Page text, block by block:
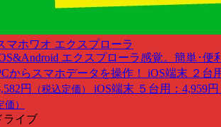
マホワオ エクスプローラ
エクスプローラ感覚。簡単･便
からスマホデータを操作！ iOS端末 ２台
円
（税込定価） iOS端末 ５台用：4,959円
価）
ライブ